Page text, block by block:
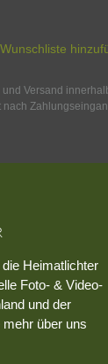
Versand
Heimatlichter
Foto- & Video-
und der
über uns